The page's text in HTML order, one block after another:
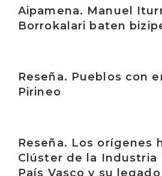
Aipamena. Manuel
Borrokalari baten
Reseña. Pueblos con
Pirineo
Reseña. Los orígenes
Clúster de la Industria
País Vasco y su legado